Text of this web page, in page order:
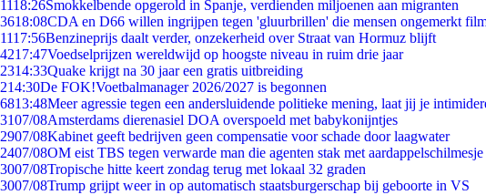
1118:26Smokkelbende opgerold in Spanje, verdienden miljoenen aan migranten
3618:08CDA en D66 willen ingrijpen tegen 'gluurbrillen' die mensen ongemerkt
1117:56Benzineprijs daalt verder, onzekerheid over Straat van Hormuz blijft
4217:47Voedselprijzen wereldwijd op hoogste niveau in ruim drie jaar
2314:33Quake krijgt na 30 jaar een gratis uitbreiding
214:30De FOK!Voetbalmanager 2026/2027 is begonnen
6813:48Meer agressie tegen een andersluidende politieke mening, laat jij je
3107/08Amsterdams dierenasiel DOA overspoeld met babykonijntjes
2907/08Kabinet geeft bedrijven geen compensatie voor schade door laagwater
2407/08OM eist TBS tegen verwarde man die agenten stak met aardappelschilmesje
3007/08Tropische hitte keert zondag terug met lokaal 32 graden
3007/08Trump grijpt weer in op automatisch staatsburgerschap bij geboorte in VS